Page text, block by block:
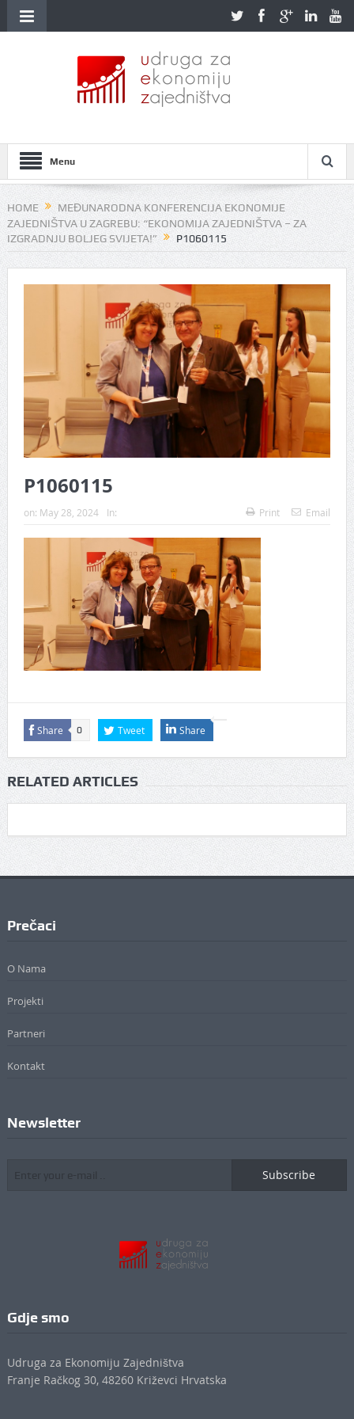
Menu
HOME
MEĐUNARODNA KONFERENCIJA EKONOMIJE
ZAJEDNIŠTVA U ZAGREBU: “EKONOMIJA ZAJEDNIŠTVA – ZA
IZGRADNJU BOLJEG SVIJETA!”
P1060115
P1060115
on: May 28, 2024 In: Print Email
Share 0 Tweet Share
RELATED ARTICLES
Prečaci
O Nama
Projekti
Partneri
Kontakt
Newsletter
Subscribe
Gdje smo
Udruga za Ekonomiju Zajedništva
Franje Račkog 30, 48260 Križevci Hrvatska